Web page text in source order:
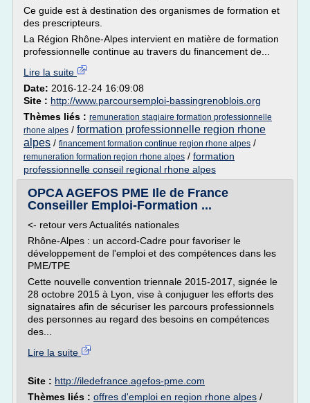
Ce guide est à destination des organismes de formation et
des prescripteurs.
La Région Rhône-Alpes intervient en matière de formation
professionnelle continue au travers du financement de...
Lire la suite
Date: 2016-12-24 16:09:08
Site : http://www.parcoursemploi-bassingrenoblois.org
Thèmes liés : remuneration stagiaire formation professionnelle
rhone alpes / formation professionnelle region rhone
alpes / financement formation continue region rhone alpes /
remuneration formation region rhone alpes / formation
professionnelle conseil regional rhone alpes
OPCA AGEFOS PME Ile de France
Conseiller Emploi-Formation ...
<- retour vers Actualités nationales
Rhône-Alpes : un accord-Cadre pour favoriser le
développement de l'emploi et des compétences dans les
PME/TPE
Cette nouvelle convention triennale 2015-2017, signée le
28 octobre 2015 à Lyon, vise à conjuguer les efforts des
signataires afin de sécuriser les parcours professionnels
des personnes au regard des besoins en compétences
des...
Lire la suite
Site : http://iledefrance.agefos-pme.com
Thèmes liés : offres d'emploi en region rhone alpes /